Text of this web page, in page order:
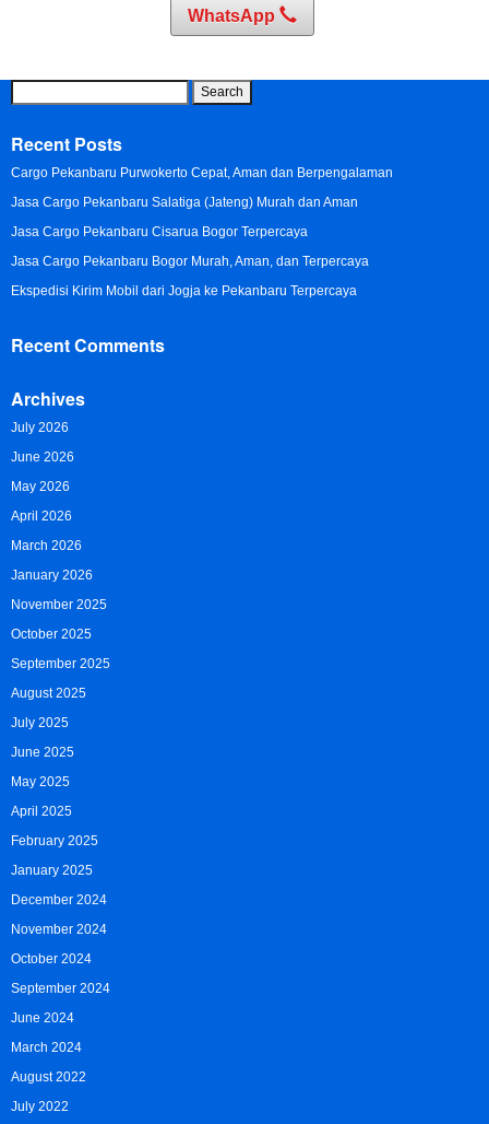
WhatsApp
for:
Recent Posts
Cargo Pekanbaru Purwokerto Cepat, Aman dan Berpengalaman
Jasa Cargo Pekanbaru Salatiga (Jateng) Murah dan Aman
Jasa Cargo Pekanbaru Cisarua Bogor Terpercaya
Jasa Cargo Pekanbaru Bogor Murah, Aman, dan Terpercaya
Ekspedisi Kirim Mobil dari Jogja ke Pekanbaru Terpercaya
Recent Comments
Archives
July 2026
June 2026
May 2026
April 2026
March 2026
January 2026
November 2025
October 2025
September 2025
August 2025
July 2025
June 2025
May 2025
April 2025
February 2025
January 2025
December 2024
November 2024
October 2024
September 2024
June 2024
March 2024
August 2022
July 2022